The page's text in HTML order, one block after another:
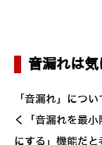
音漏れは
「音漏れ」につ
く「音漏れを最
にする」機能だ